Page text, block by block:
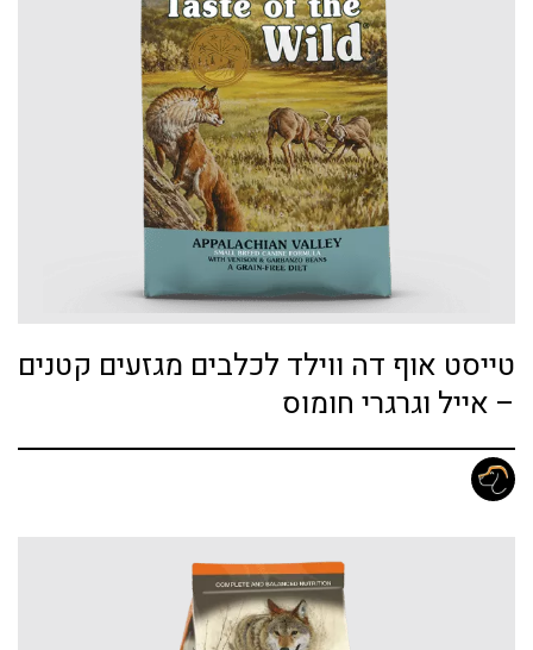
טייסט אוף דה ווילד לכלבים מגזעים קטנים
– אייל וגרגרי חומוס